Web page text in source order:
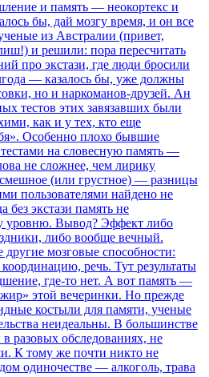
и память — неокортекс и
бы, дай мозгу время, и он все
из Австралии (привет,
и решили: пора пересчитать
про экстази, где люди бросили
— казалось бы, уже должны
но и наркоманов-друзей. Ан
тестов этих завязавших были
как и у тех, кто еще
Особенно плохо бывшие
на словесную память —
не сложнее, чем лирику
(или грустное) — разницы
пользователями найдено не
без экстази память не
уровню. Вывод? Эффект либо
либо вообще вечный.
мозговые способности:
речь. Тут результаты
где-то нет. А вот память —
этой вечеринки. Но прежде
костыли для памяти, ученые
неидеальны. В большинстве
разовых обследованиях, не
К тому же почти никто не
одиночестве — алкоголь, трава